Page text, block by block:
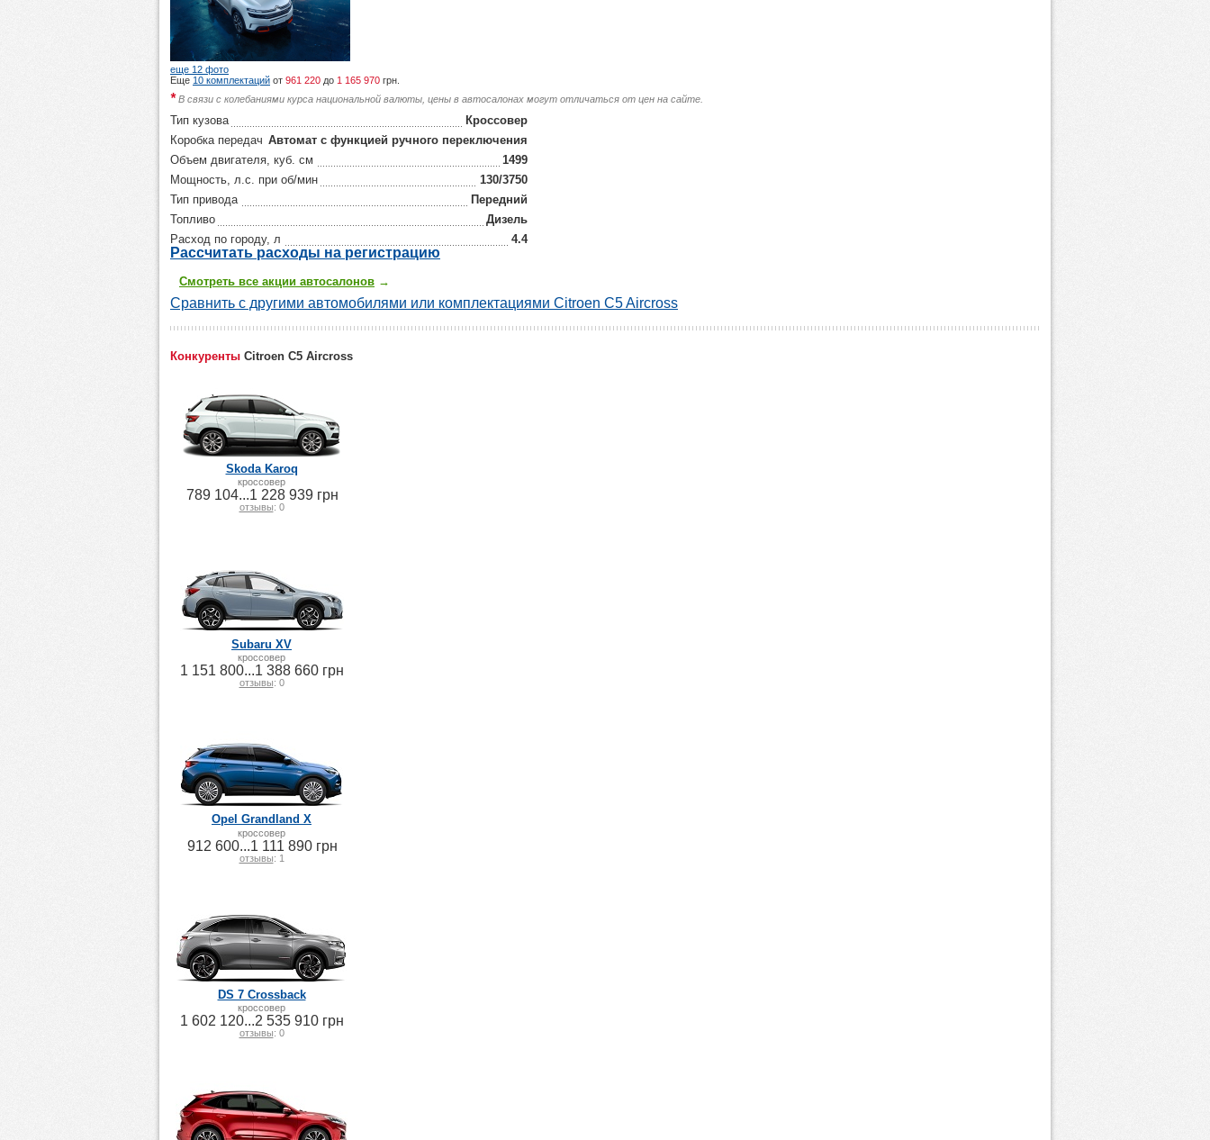
еще 12 фото
Еще 10 комплектаций от 961 220 до 1 165 970 грн.
*В связи с колебаниями курса национальной валюты, цены в автосалонах могут отличаться от цен на сайте.
Тип кузова
Кроссовер
Коробка передач Автомат с функцией ручного переключения
Объем двигателя, куб. см
1499
Мощность, л.с. при об/мин
130/3750
Тип привода
Передний
Топливо
Дизель
Расход по городу, л
4.4
Рассчитать расходы на регистрацию
Смотреть все акции автосалонов →
Сравнить с другими автомобилями или комплектациями Citroen C5 Aircross
Конкуренты Citroen C5 Aircross
Skoda Karoq
кроссовер
789 104...1 228 939 грн
отзывы: 0
Subaru XV
кроссовер
1 151 800...1 388 660 грн
отзывы: 0
Opel Grandland X
кроссовер
912 600...1 111 890 грн
отзывы: 1
DS 7 Crossback
кроссовер
1 602 120...2 535 910 грн
отзывы: 0